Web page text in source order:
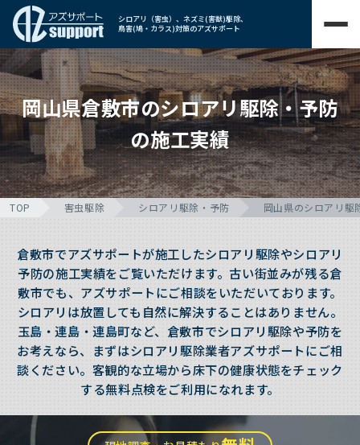
シロアリ（害虫）、ネズミ(害獣)駆除、
鳥害(鳩・カラス)対策のアズサポート
岡山県倉敷市のシロアリ駆除・予防
の施工実績
TOP 害虫駆除 シロアリ駆除・予防 岡山県のシロアリ駆
倉敷市でアズサポートが施工したシロアリ駆除やシロアリ
予防の施工実績をご覧いただけます。古い街並みが残る倉
敷市でも、アズサポートにご相談をいただいております。
シロアリは放置しても自然に解決することはありません。
玉島・連島・連島町など、倉敷市でシロアリ駆除や予防を
お考えなら、まずはシロアリ駆除業者アズサポートにご相
談ください。客観的な立場から床下の健康状態をチェック
する無料点検をご利用になれます。